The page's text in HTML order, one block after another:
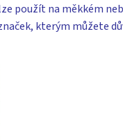
použít na měkkém
kterým můžete